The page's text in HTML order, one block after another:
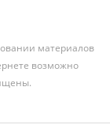
материалов
возможно